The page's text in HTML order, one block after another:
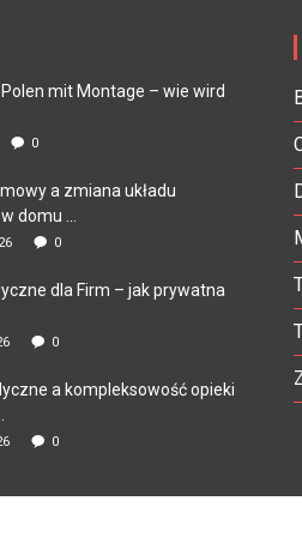
mit Montage – wie wird
0
a zmiana układu
domu ...
0
dla Firm – jak prywatna
0
a kompleksowość opieki
0